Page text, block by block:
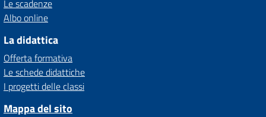
Le scadenze
Albo online
La didattica
Offerta formativa
Le schede didattiche
I progetti delle classi
Mappa del sito